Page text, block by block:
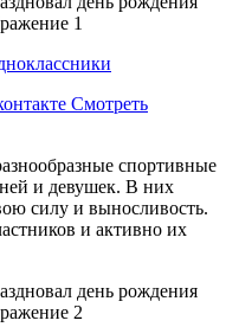
Смотреть
спортивные
и девушек. В них
силу и выносливость.
и активно их